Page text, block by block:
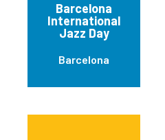
Barcelona
International
Jazz Day
Barcelona